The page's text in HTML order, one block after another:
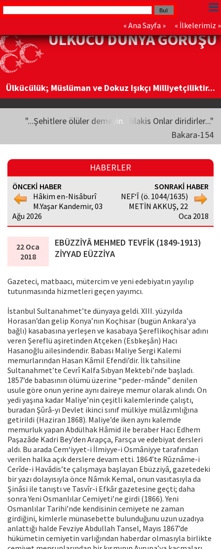
« Ana Sayfa » « İlkelerimiz »
ÜLKÜCÜ DÜNYA GÖRÜŞÜ
Ülkücülük; Müslüman ve Dokuz Işıkçı Milliyetçiliktir...
"...Şehitlere ölüler demeyin. Bilakis Onlar diridirler..."
Bakara-154
HABERLER
ÖNCEKİ HABER
Hâkim en-Nisâburî
M.Yaşar Kandemir, 03
Ağu 2026
SONRAKİ HABER
NEF‘Î (ö. 1044/1635)
METİN AKKUŞ, 22
Oca 2018
22 Oca
2018
EBÜZZİYÂ MEHMED TEVFİK (1849-1913)
ZİYYAD EÜZZİYA
Gazeteci, matbaacı, mütercim ve yeni edebiyatın yayılıp
tutunmasında hizmetleri geçen yayımcı.
İstanbul Sultanahmet’te dünyaya geldi. XIII. yüzyılda
Horasan’dan gelip Konya’nın Koçhisar (bugün Ankara’ya
bağlı) kasabasına yerleşen ve kasabaya Şereflikoçhisar adını
veren Şereflü aşiretinden Atçeken (Esbkeşân) Hacı
Hasanoğlu ailesindendir. Babası Maliye Sergi Kalemi
memurlarından Hasan Kâmil Efendi’dir. İlk tahsiline
Sultanahmet’te Cevrî Kalfa Sıbyan Mektebi’nde başladı.
1857’de babasının ölümü üzerine “peder-mânde” denilen
usule göre onun yerine aynı daireye memur olarak alındı. On
yedi yaşına kadar Maliye’nin çeşitli kalemlerinde çalıştı,
buradan Şûrâ-yı Devlet ikinci sınıf mülkiye mülâzımlığına
getirildi (Haziran 1868). Maliye’de iken aynı kalemde
memurluk yapan Abdülhak Hâmid ile beraber Hacı Edhem
Paşazâde Kadri Bey’den Arapça, Farsça ve edebiyat dersleri
aldı. Bu arada Cem‘iyyet-i İlmiyye-i Osmâniyye tarafından
verilen halka açık derslere devam etti. 1864’te Rûznâme-i
Cerîde-i Havâdis’te çalışmaya başlayan Ebüzziyâ, gazetedeki
bir yazı dolayısıyla önce Nâmık Kemal, onun vasıtasıyla da
Şinâsi ile tanıştı ve Tasvîr-i Efkâr gazetesine geçti; daha
sonra Yeni Osmanlılar Cemiyeti’ne girdi (1866). Yeni
Osmanlılar Tarihi’nde kendisinin cemiyete ne zaman
girdiğini, kimlerle münasebette bulunduğunu uzun uzadıya
anlattığı halde Fevziye Abdullah Tansel, Mayıs 1867’de
hükümetin cemiyetin varlığından haberdar olmasıyla birlikte